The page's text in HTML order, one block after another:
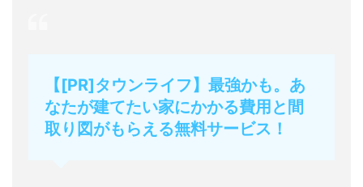
【[PR]タウンライフ】最強かも。あ
なたが建てたい家にかかる費用と間
取り図がもらえる無料サービス！